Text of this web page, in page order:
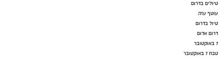
טיולים בדרום
עוטף עזה
טיול בדרום
דרום אדום
7 באוקטובר
טבח 7 באוקטובר